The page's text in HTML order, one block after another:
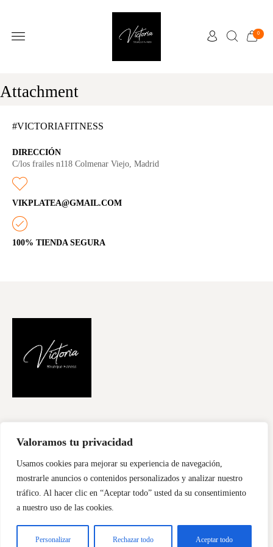
Valoramos tu privacidad
Usamos cookies para mejorar su experiencia de navegación,
mostrarle anuncios o contenidos personalizados y analizar nuestro
tráfico. Al hacer clic en “Aceptar todo” usted da su consentimiento
a nuestro uso de las cookies.
Personalizar Rechazar todo Aceptar todo
0
Attachment
#VICTORIAFITNESS
DIRECCIÓN
C/los frailes n118 Colmenar Viejo, Madrid
VIKPLATEA@GMAIL.COM
100% TIENDA SEGURA
Copyright © 2026 Sentidiño